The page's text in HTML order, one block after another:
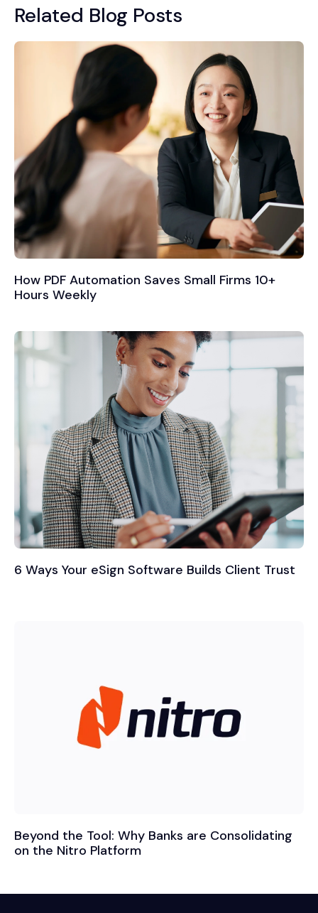
Related Blog Posts
How PDF Automation Saves Small Firms 10+
Hours Weekly
6 Ways Your eSign Software Builds Client Trust
Beyond the Tool: Why Banks are Consolidating
on the Nitro Platform